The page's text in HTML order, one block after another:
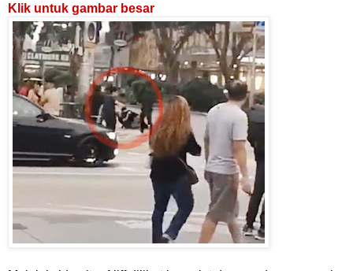
Klik untuk gambar besar